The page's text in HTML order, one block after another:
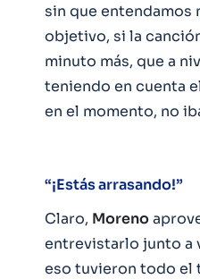
sin que entendamos
objetivo, si la
minuto más, que a
teniendo en cuenta
en el momento, no
“¡Estás arrasando!”
Claro, Moreno
entrevistarlo junto a
eso tuvieron todo el